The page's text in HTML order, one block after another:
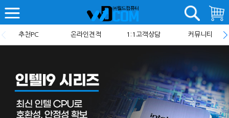
추천PC 온라인견적 1:1고객상담 커뮤니티